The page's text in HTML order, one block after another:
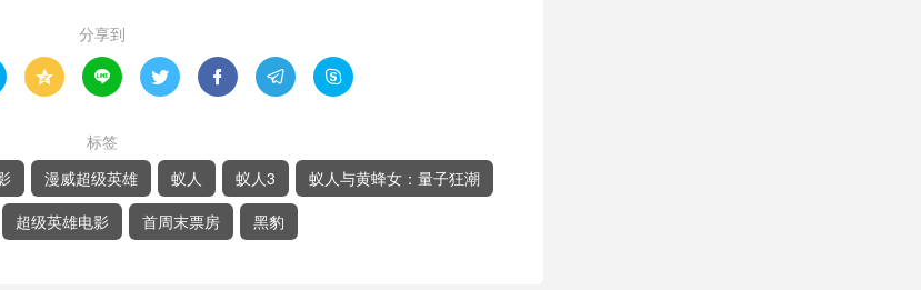
分享到
     
标签
漫威超级英雄 蚁人 蚁人3
蚁人与黄蜂女：量子狂潮
超级英雄电影 首周末票房 黑豹